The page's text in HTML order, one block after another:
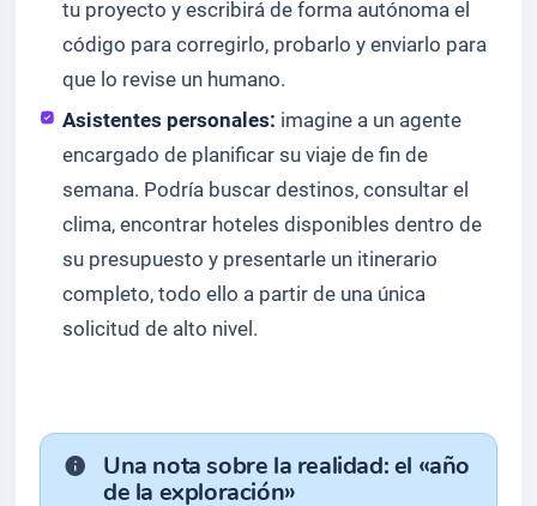
tu proyecto y escribirá de forma autónoma el
código para corregirlo, probarlo y enviarlo para
que lo revise un humano.
Asistentes personales: imagine a un agente
encargado de planificar su viaje de fin de
semana. Podría buscar destinos, consultar el
clima, encontrar hoteles disponibles dentro de
su presupuesto y presentarle un itinerario
completo, todo ello a partir de una única
solicitud de alto nivel.
Una nota sobre la realidad: el «año
de la exploración»